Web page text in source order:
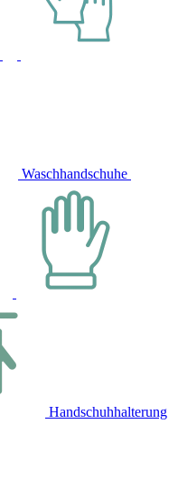
Waschhandschuhe
Handschuhhalterung